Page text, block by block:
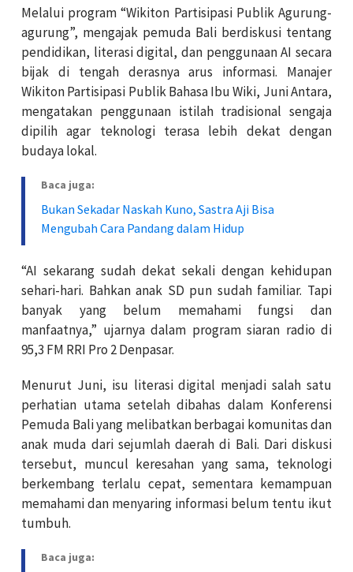
Melalui program “Wikiton Partisipasi Publik Agurung-
agurung”, mengajak pemuda Bali berdiskusi tentang
pendidikan, literasi digital, dan penggunaan AI secara
bijak di tengah derasnya arus informasi. Manajer
Wikiton Partisipasi Publik Bahasa Ibu Wiki, Juni Antara,
mengatakan penggunaan istilah tradisional sengaja
dipilih agar teknologi terasa lebih dekat dengan
budaya lokal.
Baca juga:
Bukan Sekadar Naskah Kuno, Sastra Aji Bisa
Mengubah Cara Pandang dalam Hidup
“AI sekarang sudah dekat sekali dengan kehidupan
sehari-hari. Bahkan anak SD pun sudah familiar. Tapi
banyak yang belum memahami fungsi dan
manfaatnya,” ujarnya dalam program siaran radio di
95,3 FM RRI Pro 2 Denpasar.
Menurut Juni, isu literasi digital menjadi salah satu
perhatian utama setelah dibahas dalam Konferensi
Pemuda Bali yang melibatkan berbagai komunitas dan
anak muda dari sejumlah daerah di Bali. Dari diskusi
tersebut, muncul keresahan yang sama, teknologi
berkembang terlalu cepat, sementara kemampuan
memahami dan menyaring informasi belum tentu ikut
tumbuh.
Baca juga: